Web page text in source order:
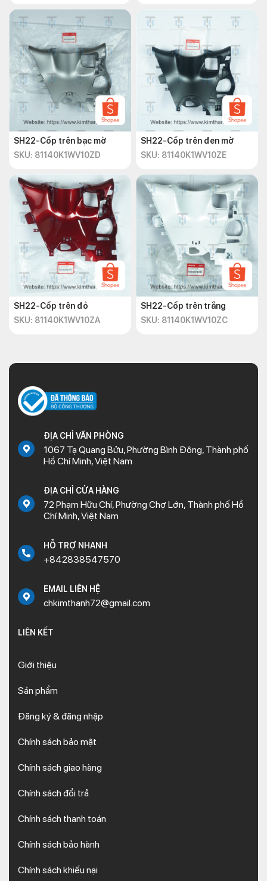
SH22-Cốp trên bạc mờ
SKU: 81140K1WV10ZD
SH22-Cốp trên đen mờ
SKU: 81140K1WV10ZE
SH22-Cốp trên đỏ
SKU: 81140K1WV10ZA
SH22-Cốp trên trắng
SKU: 81140K1WV10ZC
ĐỊA CHỈ VĂN PHÒNG
1067 Tạ Quang Bửu, Phường Bình Đông, Thành phố
Hồ Chí Minh, Việt Nam
ĐỊA CHỈ CỬA HÀNG
72 Phạm Hữu Chí, Phường Chợ Lớn, Thành phố Hồ
Chí Minh, Việt Nam
HỖ TRỢ NHANH
+842838547570
EMAIL LIÊN HỆ
chkimthanh72@gmail.com
LIÊN KẾT
Giới thiệu
Sản phẩm
Đăng ký & đăng nhập
Chính sách bảo mật
Chính sách giao hàng
Chính sách đổi trả
Chính sách thanh toán
Chính sách bảo hành
Chính sách khiếu nại